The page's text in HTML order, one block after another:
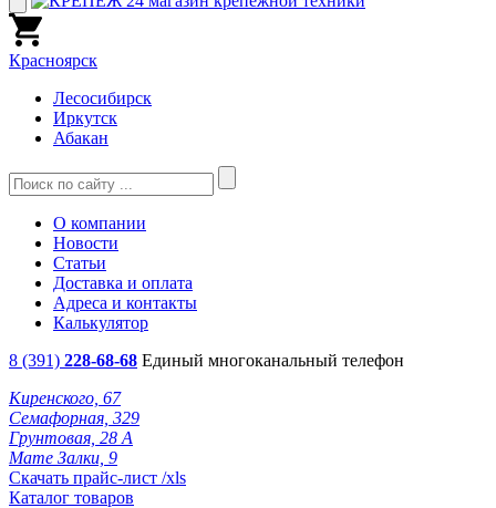
Красноярск
Лесосибирск
Иркутск
Абакан
О компании
Новости
Статьи
Доставка и оплата
Адреса и контакты
Калькулятор
8 (391) 228-68-68 Единый многоканальный телефон
Киренского, 67
Семафорная, 329
Грунтовая, 28 А
Мате Залки, 9
Скачать прайс-лист /xls
Каталог товаров